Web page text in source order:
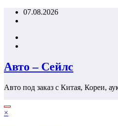
Перейти07.08.2026
Авто – Сейлс
Авто под заказ с Китая, Кореи,
×